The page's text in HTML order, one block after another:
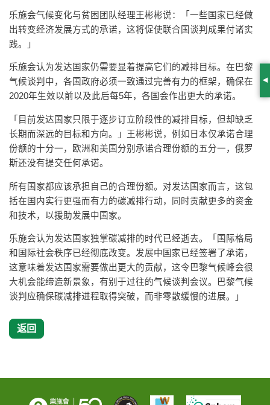
乐施会气候变化与贫困团队经理王彬彬说：「一些国家已经做
出转变经济发展方式的承诺，这将促使联合国谈判成果付诸实
践。」
乐施会认为发达国家仍需要显着提高它们的减排目标。在巴黎
气候谈判中，各国政府必须一致通过完善有力的框架，确保在
2020年生效以前以及此后每5年，各国会作出更大的承诺。
「目前发达国家只限于逐步订立阶段性的减排目标，但却缺乏
长期而深远的目标和方向。」王彬彬说，例如日本仅承诺合理
份额的十分一，欧洲和美国分别承诺合理份额的五分一，俄罗
斯还没有提交任何承诺。
所有国家都应该承担自己的合理份额。对发达国家而言，这包
括在国内实行更强而有力的碳减排行动，同时贡献更多的资金
和技术，以援助发展中国家。
乐施会认为发达国家独掌碳减排的时代已经逝去。「国际格局
和国际社会秩序已经彻底改变。发展中国家已经签署了承诺，
这意味着发达国家需要做出更大的贡献，这令巴黎气候峰会很
大机会能缔造新景象，有别于过往的气候谈判会议。巴黎气候
谈判应确保碳减排进程取得突破，而非零散缓慢的进展。」
返回